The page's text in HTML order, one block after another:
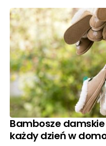
Bambosze
każdy dzień w